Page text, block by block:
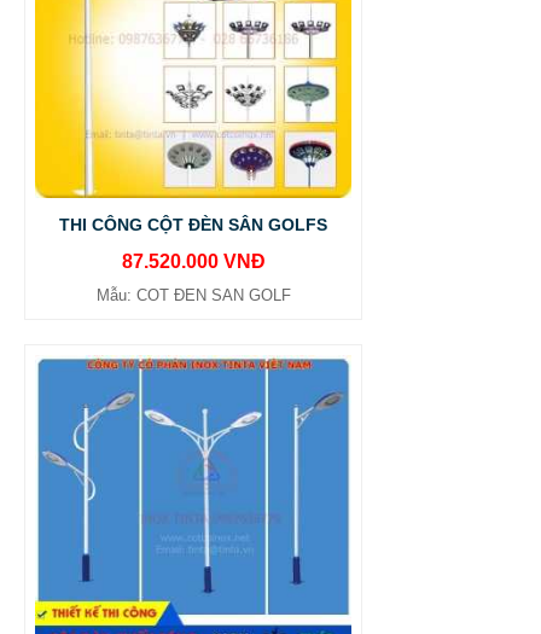
THI CÔNG CỘT ĐÈN SÂN GOLFS
87.520.000 VNĐ
Mẫu: COT ĐEN SAN GOLF